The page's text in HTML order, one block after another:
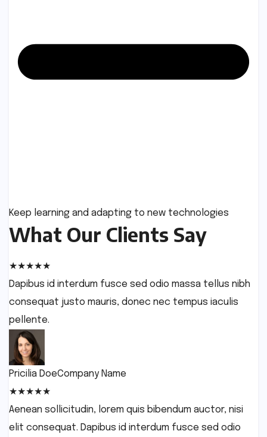
Keep learning and adapting to new technologies
What Our Clients Say
★★★★★
Dapibus id interdum fusce sed odio massa tellus nibh
consequat justo mauris, donec nec tempus iaculis
pellente.
Pricilia DoeCompany Name
★★★★★
Aenean sollicitudin, lorem quis bibendum auctor, nisi
elit consequat. Dapibus id interdum fusce sed odio